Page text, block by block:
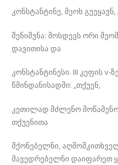
კონსტანტინე, მეოხ
შენიშვნა: მოსდევს ორი
დავითისა და
კონსტანტინესი. III კეფის v-
წმინდანისადმი: „თქუენ,
კეთილად მძლენო
თქუენითა
მქონებელნი,
მავედრებელნი დაიფარეთ